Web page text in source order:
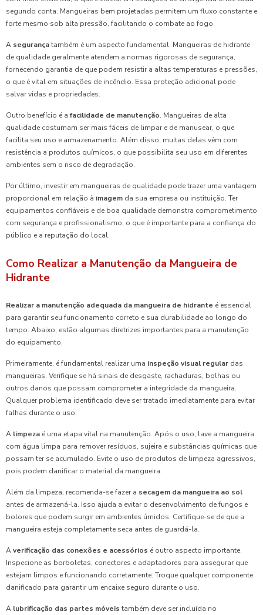
segundo conta. Mangueiras bem projetadas permitem um fluxo constante e
forte mesmo sob alta pressão, facilitando o combate ao fogo.
A segurançatambém é um aspecto fundamental. Mangueiras de hidrante
de qualidade geralmente atendem a normas rigorosas de segurança,
fornecendo garantia de que podem resistir a altas temperaturas e pressões,
o que é vital em situações de incêndio. Essa proteção adicional pode
salvar vidas e propriedades.
Outro benefício é afacilidade de manutenção. Mangueiras de alta
qualidade costumam ser mais fáceis de limpar e de manusear, o que
facilita seu uso e armazenamento. Além disso, muitas delas vêm com
resistência a produtos químicos, o que possibilita seu uso em diferentes
ambientes sem o risco de degradação.
Por último, investir em mangueiras de qualidade pode trazer uma vantagem
proporcional em relação à imagem da sua empresa ou instituição. Ter
equipamentos confiáveis e de boa qualidade demonstra comprometimento
com segurança e profissionalismo, o que é importante para a confiança do
público e a reputação do local.
Como Realizar a Manutenção da Mangueira de
Hidrante
Realizar a manutenção adequada da mangueira de hidrante é essencial
para garantir seu funcionamento correto e sua durabilidade ao longo do
tempo. Abaixo, estão algumas diretrizes importantes para a manutenção
do equipamento.
Primeiramente, é fundamental realizar uma inspeção visual regular das
mangueiras. Verifique se há sinais de desgaste, rachaduras, bolhas ou
outros danos que possam comprometer a integridade da mangueira.
Qualquer problema identificado deve ser tratado imediatamente para evitar
falhas durante o uso.
A limpeza é uma etapa vital na manutenção. Após o uso, lave a mangueira
com água limpa para remover resíduos, sujeira e substâncias químicas que
possam ter se acumulado. Evite o uso de produtos de limpeza agressivos,
pois podem danificar o material da mangueira.
Além da limpeza, recomenda-se fazer a secagem da mangueira ao sol
antes de armazená-la. Isso ajuda a evitar o desenvolvimento de fungos e
bolores que podem surgir em ambientes úmidos. Certifique-se de que a
mangueira esteja completamente seca antes de guardá-la.
Averificação das conexões e acessórios é outro aspecto importante.
Inspecione as borboletas, conectores e adaptadores para assegurar que
estejam limpos e funcionando corretamente. Troque qualquer componente
danificado para garantir um encaixe seguro durante o uso.
A lubrificação das partes móveis também deve ser incluída no